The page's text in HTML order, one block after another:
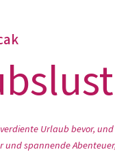
Urlaub bevor,
spannende